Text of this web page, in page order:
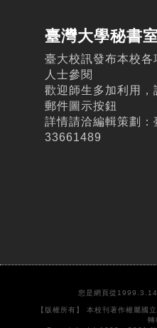
臺灣大學秘書
臺大校訊發布本校
人士參閱
歡迎師生多加利用
郵件圖示按鈕
詳情請洽編輯策劃：
33661489
您是網頁從
【版權所有】 本校刊著作權屬國
轉